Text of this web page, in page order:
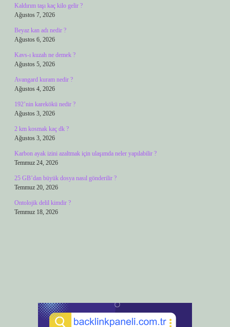
Kaldırım taşı kaç kilo gelir ?
Ağustos 7, 2026
Beyaz kan adı nedir ?
Ağustos 6, 2026
Kavs-ı kuzah ne demek ?
Ağustos 5, 2026
Avangard kuram nedir ?
Ağustos 4, 2026
192’nin karekökü nedir ?
Ağustos 3, 2026
2 km kosmak kaç dk ?
Ağustos 3, 2026
Karbon ayak izini azaltmak için ulaşımda neler yapılabilir ?
Temmuz 24, 2026
25 GB’dan büyük dosya nasıl gönderilir ?
Temmuz 20, 2026
Ontolojik delil kimdir ?
Temmuz 18, 2026